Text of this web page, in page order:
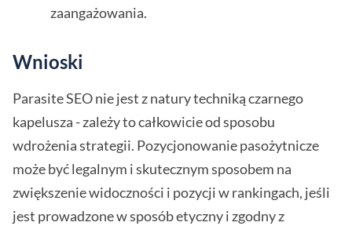
zaangażowania.
Wnioski
Parasite SEO nie jest z natury techniką czarnego
kapelusza - zależy to całkowicie od sposobu
wdrożenia strategii. Pozycjonowanie pasożytnicze
może być legalnym i skutecznym sposobem na
zwiększenie widoczności i pozycji w rankingach, jeśli
jest prowadzone w sposób etyczny i zgodny z